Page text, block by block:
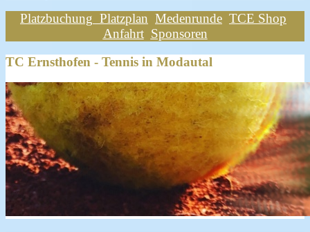
Platzbuchung Platzplan Medenrunde TCE Shop
Anfahrt Sponsoren
TC Ernsthofen - Tennis in Modautal